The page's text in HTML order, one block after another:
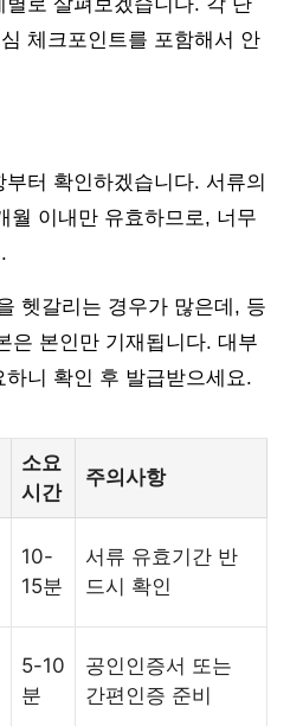
체크포인트를 포함해서 안
터 확인하겠습니다. 서류의
월 이내만 유효하므로, 너무
헷갈리는 경우가 많은데, 등
은 본인만 기재됩니다. 대부
니 확인 후 발급받으세요.
소요
시간
주의사항
10-
15분
서류 유효기간 반
드시 확인
5-10
분
공인인증서 또는
간편인증 준비